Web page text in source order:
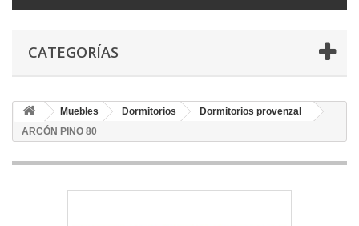
CATEGORÍAS
Muebles Dormitorios
Dormitorios provenzal
ARCÓN PINO 80